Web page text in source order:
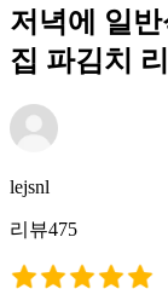
저녁에 일
집 파김치
lejsnl
리뷰475